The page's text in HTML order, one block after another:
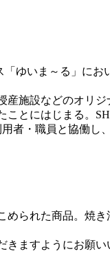
ゆいま～る」に
施設などのオリ
とにはじまる。
・職員と協働し
られた商品。焼
ますようにお願い